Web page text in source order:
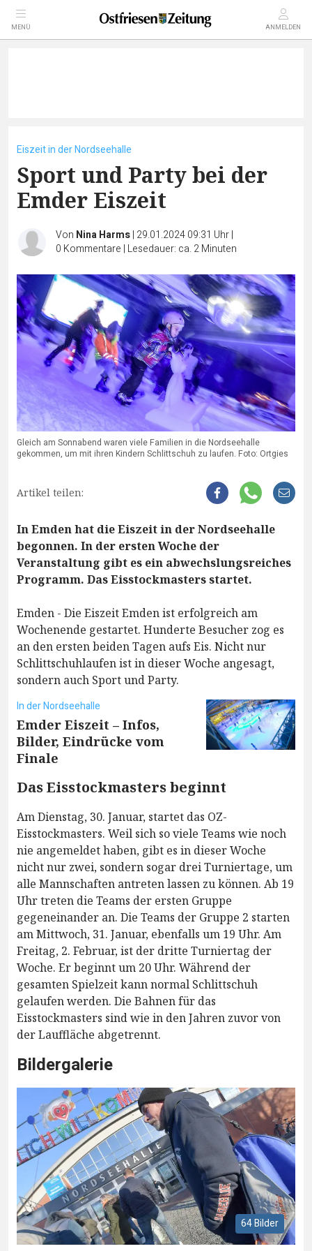
MENÜ ANMELDEN
Eiszeit in der Nordseehalle
Sport und Party bei der
Emder Eiszeit
Von Nina Harms| 29.01.2024 09:31 Uhr|
0 Kommentare | Lesedauer: ca. 2 Minuten
Gleich am Sonnabend waren viele Familien in die Nordseehalle
gekommen, um mit ihren Kindern Schlittschuh zu laufen. Foto: Ortgies
Artikel teilen:
In Emden hat die Eiszeit in der Nordseehalle
begonnen. In der ersten Woche der
Veranstaltung gibt es ein abwechslungsreiches
Programm. Das Eisstockmasters startet.
Emden - Die Eiszeit Emden ist erfolgreich am
Wochenende gestartet. Hunderte Besucher zog es
an den ersten beiden Tagen aufs Eis. Nicht nur
Schlittschuhlaufen ist in dieser Woche angesagt,
sondern auch Sport und Party.
In der Nordseehalle
Emder Eiszeit – Infos,
Bilder, Eindrücke vom
Finale
Das Eisstockmasters beginnt
Am Dienstag, 30. Januar, startet das OZ-
Eisstockmasters. Weil sich so viele Teams wie noch
nie angemeldet haben, gibt es in dieser Woche
nicht nur zwei, sondern sogar drei Turniertage, um
alle Mannschaften antreten lassen zu können. Ab 19
Uhr treten die Teams der ersten Gruppe
gegeneinander an. Die Teams der Gruppe 2 starten
am Mittwoch, 31. Januar, ebenfalls um 19 Uhr. Am
Freitag, 2. Februar, ist der dritte Turniertag der
Woche. Er beginnt um 20 Uhr. Während der
gesamten Spielzeit kann normal Schlittschuh
gelaufen werden. Die Bahnen für das
Eisstockmasters sind wie in den Jahren zuvor von
der Lauffläche abgetrennt.
Bildergalerie
64 Bilder